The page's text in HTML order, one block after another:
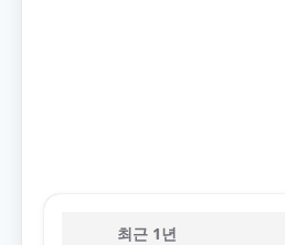
최근 1년